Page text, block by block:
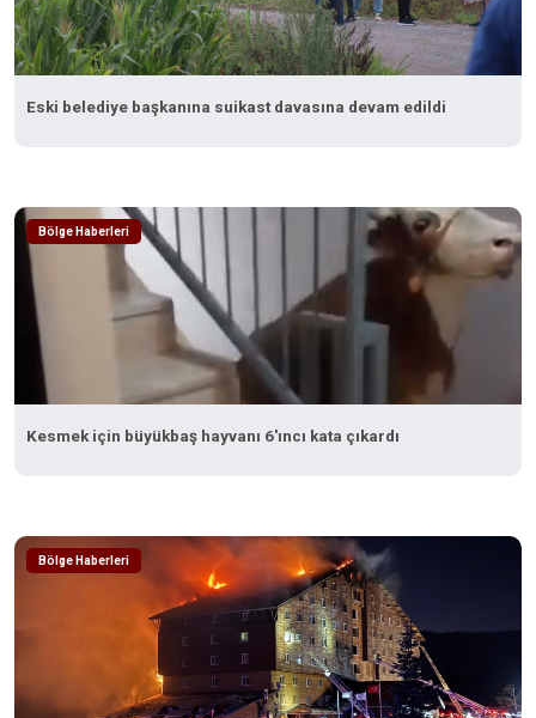
Eski belediye başkanına suikast davasına devam edildi
Bölge Haberleri
Kesmek için büyükbaş hayvanı 6'ıncı kata çıkardı
Bölge Haberleri